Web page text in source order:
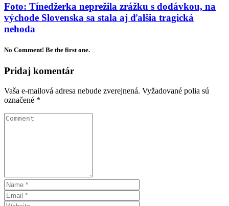
Foto: Tínedžerka neprežila zrážku s dodávkou, na
východe Slovenska sa stala aj ďalšia tragická
nehoda
No Comment! Be the first one.
Pridaj komentár
Vaša e-mailová adresa nebude zverejnená. Vyžadované polia sú
označené *